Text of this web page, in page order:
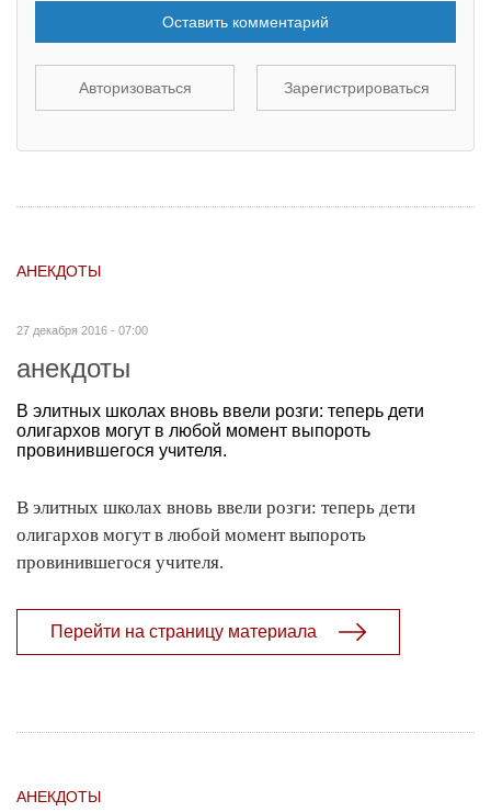
Оставить комментарий
Авторизоваться Зарегистрироваться
АНЕКДОТЫ
27 декабря 2016 - 07:00
анекдоты
В элитных школах вновь ввели розги: теперь дети
олигархов могут в любой момент выпороть
провинившегося учителя.
В элитных школах вновь ввели розги: теперь дети
олигархов могут в любой момент выпороть
провинившегося учителя.
Перейти на страницу материала
АНЕКДОТЫ